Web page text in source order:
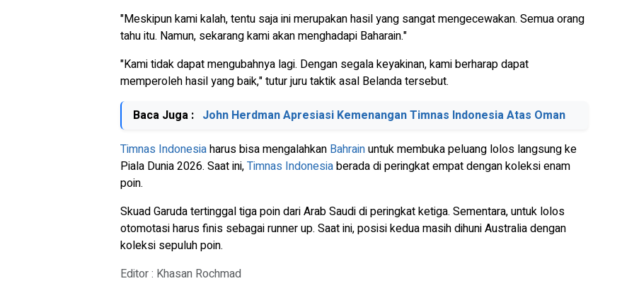
"Meskipun kami kalah, tentu saja ini merupakan hasil yang sangat mengecewakan. Semua orang
tahu itu. Namun, sekarang kami akan menghadapi Baharain."
"Kami tidak dapat mengubahnya lagi. Dengan segala keyakinan, kami berharap dapat
memperoleh hasil yang baik," tutur juru taktik asal Belanda tersebut.
Baca Juga : John Herdman Apresiasi Kemenangan Timnas Indonesia Atas Oman
Timnas Indonesiaharus bisa mengalahkan Bahrainuntuk membuka peluang lolos langsung ke
Piala Dunia 2026. Saat ini,Timnas Indonesiaberada di peringkat empat dengan koleksi enam
poin.
Skuad Garuda tertinggal tiga poin dari Arab Saudi di peringkat ketiga. Sementara, untuk lolos
otomotasi harus finis sebagai runner up. Saat ini, posisi kedua masih dihuni Australia dengan
koleksi sepuluh poin.
Editor : Khasan Rochmad